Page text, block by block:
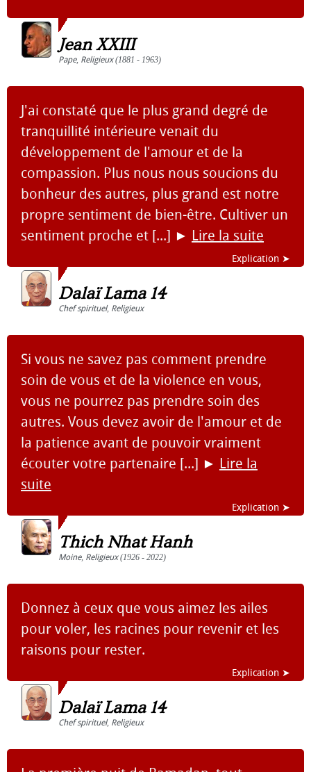
Jean XXIII
Pape, Religieux(1881 - 1963)
J'ai constaté que le plus grand degré de
tranquillité intérieure venait du
développement de l'amour et de la
compassion. Plus nous nous soucions du
bonheur des autres, plus grand est notre
propre sentiment de bien-être. Cultiver un
sentiment proche et [...] ► Lire la suite
Explication ➤
Dalaï Lama 14
Chef spirituel, Religieux
Si vous ne savez pas comment prendre
soin de vous et de la violence en vous,
vous ne pourrez pas prendre soin des
autres. Vous devez avoir de l'amour et de
la patience avant de pouvoir vraiment
écouter votre partenaire [...] ► Lire la
suite
Explication ➤
Thich Nhat Hanh
Moine, Religieux(1926 - 2022)
Donnez à ceux que vous aimez les ailes
pour voler, les racines pour revenir et les
raisons pour rester.
Explication ➤
Dalaï Lama 14
Chef spirituel, Religieux